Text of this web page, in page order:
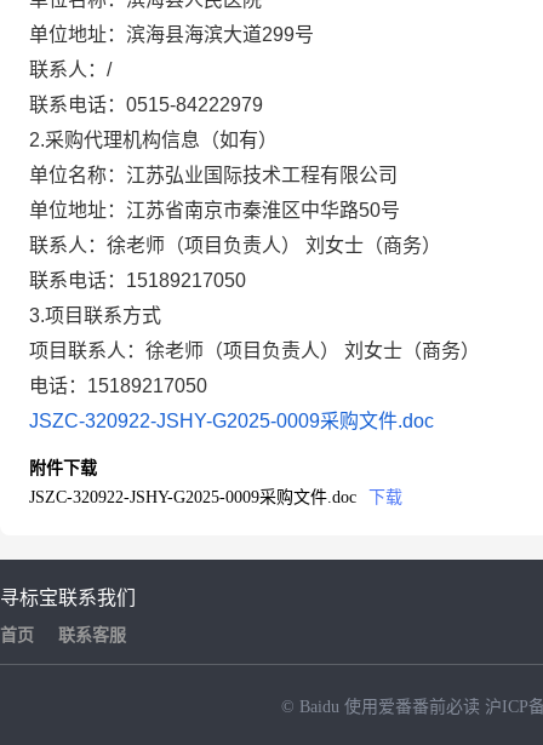
单位地址：滨海县海滨大道299号
联系人：/
联系电话：0515-84222979
2.采购代理机构信息（如有）
单位名称：江苏弘业国际技术工程有限公司
单位地址：江苏省南京市秦淮区中华路50号
联系人：徐老师（项目负责人） 刘女士（商务）
联系电话：15189217050
3.项目联系方式
项目联系人：徐老师（项目负责人） 刘女士（商务）
电话：15189217050
JSZC-320922-JSHY-G2025-0009采购文件.doc
附件下载
JSZC-320922-JSHY-G2025-0009采购文件.doc
下载
寻标宝
首页
联系我们
联系客服
© Baidu 使用爱番番前必读 沪ICP